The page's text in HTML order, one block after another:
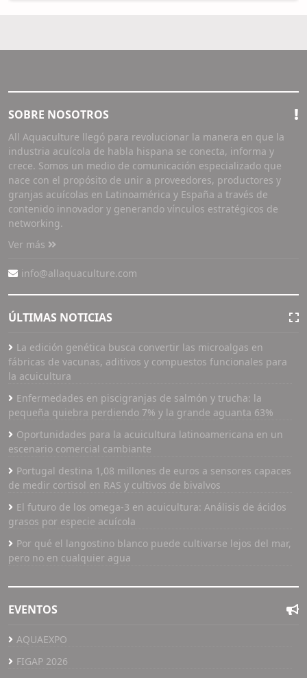
SOBRE NOSOTROS
All Aquaculture llegó para revolucionar la manera en que la
industria acuícola de habla hispana se conecta, informa y
crece. Somos un medio de comunicación especializado que
nace con el propósito de unir a proveedores, productores y
granjas acuícolas en Latinoamérica y España a través de
contenido innovador y generando vínculos estratégicos de
networking.
Ver más
info@allaquaculture.com
ÚLTIMAS NOTICIAS
La edición genética busca convertir las microalgas en
fábricas de vacunas, aditivos y compuestos funcionales para
la acuicultura
Enfermedades en piscigranjas de salmón y trucha: la
pequeña quiebra perdiendo 7% y la grande aguanta 63%
Oportunidades para la acuicultura latinoamericana en un
escenario comercial cambiante
Portugal destina 1,08 millones de euros a sensores capaces
de medir cortisol en RAS y cultivos de bivalvos
El futuro de los omega-3 en acuicultura: Análisis de ácidos
grasos por especie acuícola
Por qué el langostino blanco puede cultivarse lejos del mar,
pero no en cualquier agua
EVENTOS
AQUAEXPO
FIGAP 2026